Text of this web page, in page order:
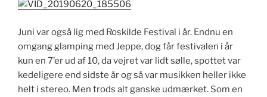
Juni var også lig med Roskilde Festival i år. Endnu en
omgang glamping med Jeppe, dog får festivalen i år
kun en 7’er ud af 10, da vejret var lidt sølle, spottet var
kedeligere end sidste år og så var musikken heller ikke
helt i stereo. Men trods alt ganske udmærket. Som en